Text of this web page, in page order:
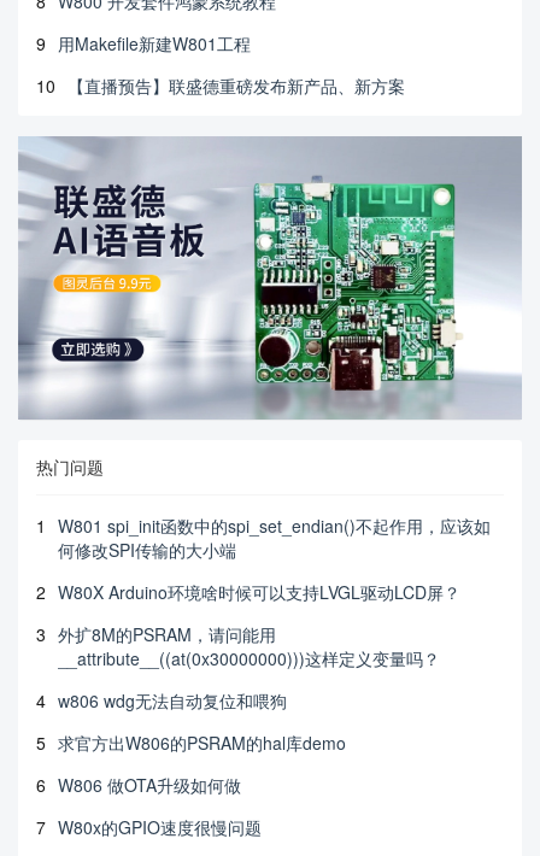
9 用Makefile新建W801工程
10
【直播预告】联盛德重磅发布新产品、新方案
热门问题
1
W801 spi_init函数中的spi_set_endian()不起作用，应该如
何修改SPI传输的大小端
2 W80X Arduino环境啥时候可以支持LVGL驱动LCD屏？
3 外扩8M的PSRAM，请问能用
__attribute__((at(0x30000000)))这样定义变量吗？
4 w806 wdg无法自动复位和喂狗
5 求官方出W806的PSRAM的hal库demo
6 W806 做OTA升级如何做
7 W80x的GPIO速度很慢问题